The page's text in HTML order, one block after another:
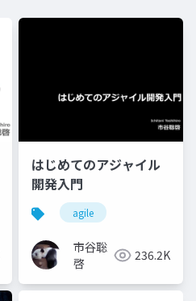
はじめてのアジャイル
開発入門
agile
市谷聡
啓
236.2K